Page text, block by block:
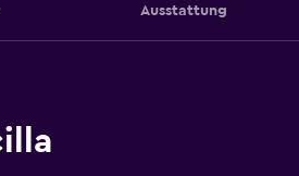
Ausstattung